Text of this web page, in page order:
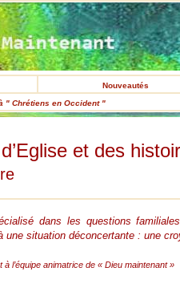
Nouveautés
" Chrétiens en Occident "
et des
dans les questions
une situation déconcertante : une
l’équipe animatrice de « Dieu maintenant »